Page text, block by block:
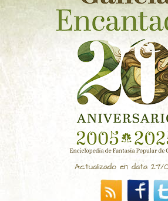
NOVAS
CONTACTO
Actualizado en data